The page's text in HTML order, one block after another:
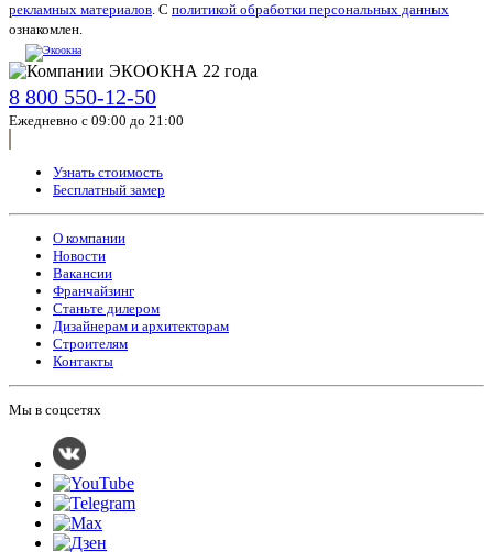
рекламных материалов. С политикой обработки персональных данных
ознакомлен.
8 800 550-12-50
Ежедневно с 09:00 до 21:00
Узнать стоимость
Бесплатный замер
О компании
Новости
Вакансии
Франчайзинг
Станьте дилером
Дизайнерам и архитекторам
Строителям
Контакты
Мы в соцсетях